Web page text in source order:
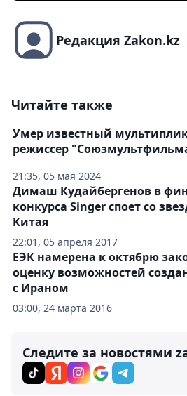
Редакция Zakon.kz
Читайте также
21:35, 05 мая 2024
Умер известный
режиссер
22:01, 05 апреля 2017
Димаш Кудайбергенов в
конкурса Singer споет со
Китая
03:00, 24 марта 2016
ЕЭК намерена к октябрю
оценку возможностей
с Ираном
Следите за новостями